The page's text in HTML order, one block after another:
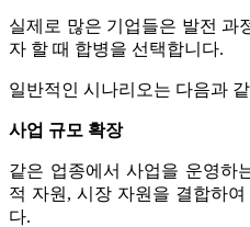
실제로 많은 기업들은 발전 과
자 할 때 합병을 선택합니다.
일반적인 시나리오는 다음과
사업 규모 확장
같은 업종에서 사업을 운영하
적 자원, 시장 자원을 결합하
다.